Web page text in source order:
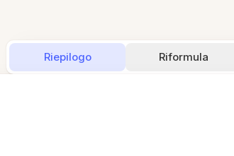
Riepilogo Riformula